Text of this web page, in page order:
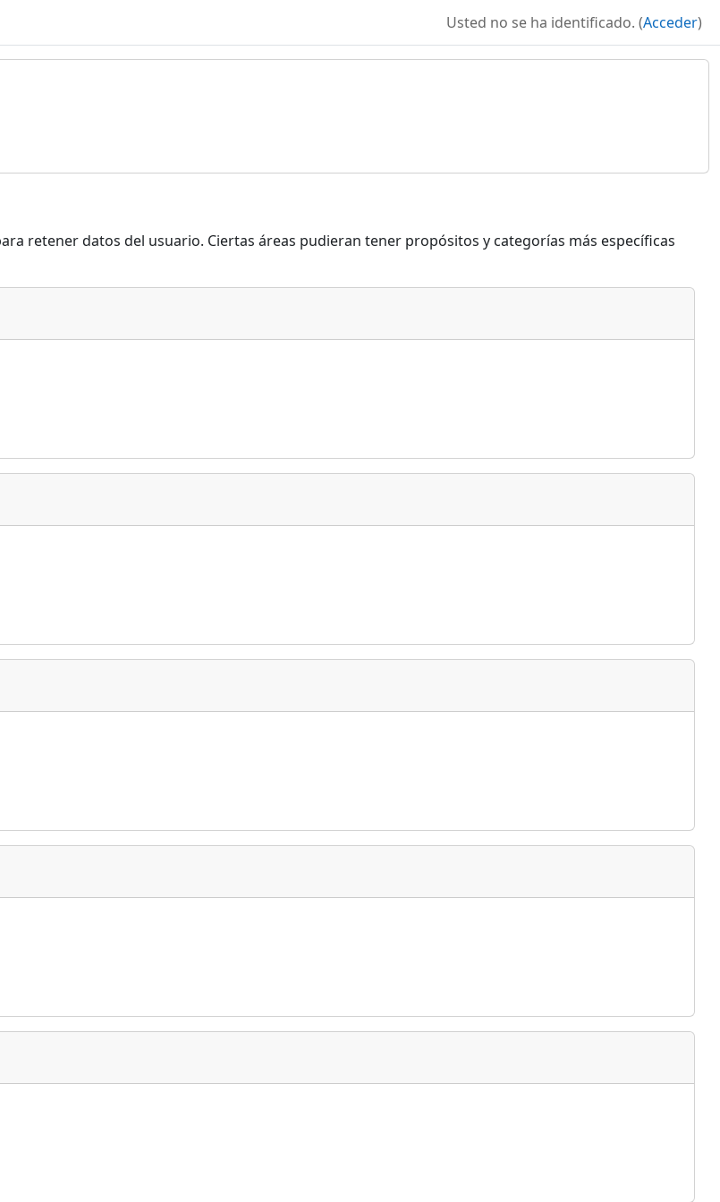
Usted no se ha identificado. (Acceder)
retener datos del usuario. Ciertas áreas pudieran tener propósitos y categorías más específicas